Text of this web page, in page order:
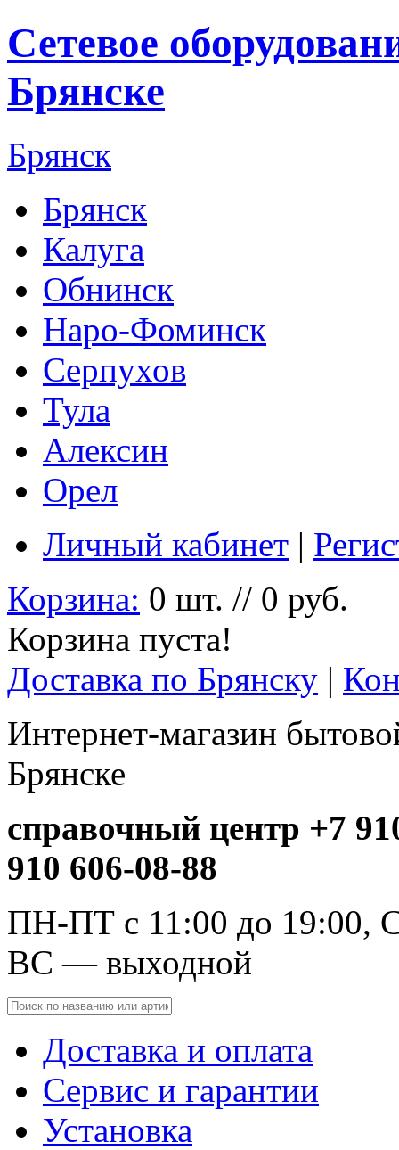
Сетевое
Брянске
Брянск
Брянск
Калуга
Обнинск
Наро-Фоминск
Серпухов
Тула
Алексин
Орел
Личный кабинет |
Корзина: 0 шт. // 0 руб.
Корзина пуста!
Доставка по Брянску |
Интернет-магазин
Брянске
справочный центр +7
910 606-08-88
ПН-ПТ с 11:00 до 19:00,
ВС — выходной
Доставка и оплата
Сервис и гарантии
Установка